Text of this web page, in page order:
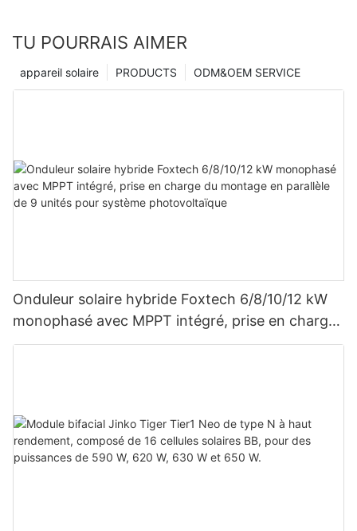
TU POURRAIS AIMER
ODM&OEM SERVICE
PRODUCTS
appareil solaire
Onduleur solaire hybride Foxtech 6/8/10/12 kW
monophasé avec MPPT intégré, prise en charge
du montage en parallèle de 9 unités pour